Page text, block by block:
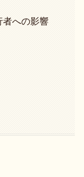
者への影響